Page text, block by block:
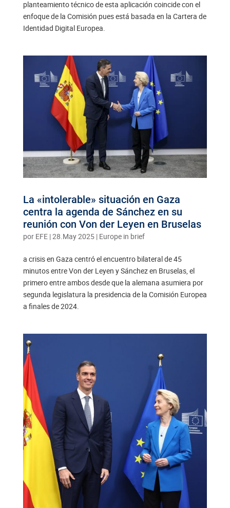
planteamiento técnico de esta aplicación coincide con el
enfoque de la Comisión pues está basada en la Cartera de
Identidad Digital Europea.
La «intolerable» situación en Gaza
centra la agenda de Sánchez en su
reunión con Von der Leyen en Bruselas
por EFE|28.May 2025| Europe in brief
a crisis en Gaza centró el encuentro bilateral de 45
minutos entre Von der Leyen y Sánchez en Bruselas, el
primero entre ambos desde que la alemana asumiera por
segunda legislatura la presidencia de la Comisión Europea
a finales de 2024.